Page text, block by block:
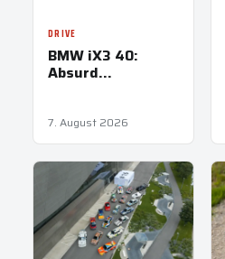
DRIVE
BMW iX3 40:
Absurd
7. August 2026